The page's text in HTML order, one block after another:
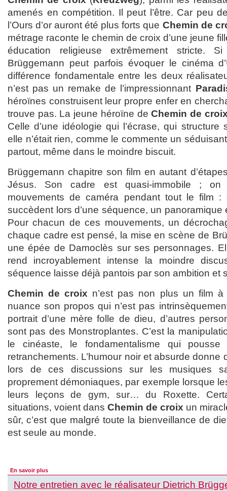
amenés en compétition. Il peut l’être. Car peu
l’Ours d’or auront été plus forts que Chemin de
métrage raconte le chemin de croix d’une jeune
éducation religieuse extrêmement stricte.
Brüggemann peut parfois évoquer le cinéma
différence fondamentale entre les deux
n’est pas un remake de l’impressionnant
héroïnes construisent leur propre enfer en
trouve pas. La jeune héroïne deChemin de
Celle d’une idéologie qui l’écrase, qui
elle n’était rien, comme le commente un
partout, même dans le moindre biscuit.
Brüggemann chapitre son film en autant
Jésus. Son cadre est quasi-immobile ;
mouvements de caméra pendant tout le film
succèdent lors d’une séquence, un
Pour chacun de ces mouvements, un
chaque cadre est pensé, la mise en scène de
une épée de Damoclès sur ses personnages.
rend incroyablement intense la moindre
séquence laisse déjà pantois par son ambition et
Chemin de croix n’est pas non plus un film
nuance son propos qui n’est pas
portrait d’une mère folle de dieu, d’autres
sont pas des Monstroplantes. C’est la
le cinéaste, le fondamentalisme qui
retranchements. L’humour noir et absurde donne
lors de ces discussions sur les musiques
proprement démoniaques, par exemple lorsque
leurs leçons de gym, sur… du Roxette.
situations, voient dans Chemin de croix un
sûr, c’est que malgré toute la bienveillance de
est seule au monde.
En savoir plus
Notre entretien avec le réalisateur Dietrich